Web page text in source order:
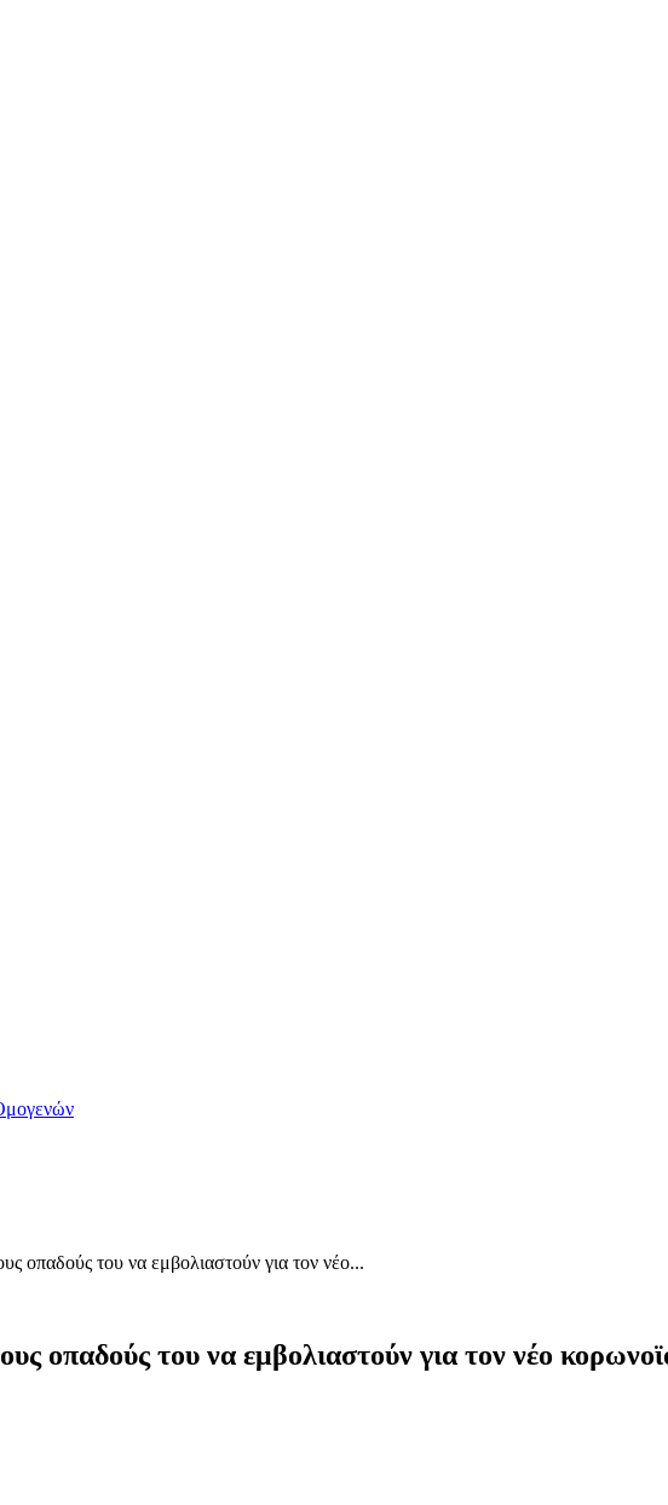
οπαδούς του να εμβολιαστούν για τον νέο...
οπαδούς του να εμβολιαστούν για τον νέο